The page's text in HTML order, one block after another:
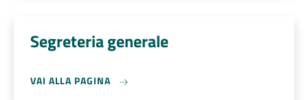
Segreteria generale
VAI ALLA PAGINA